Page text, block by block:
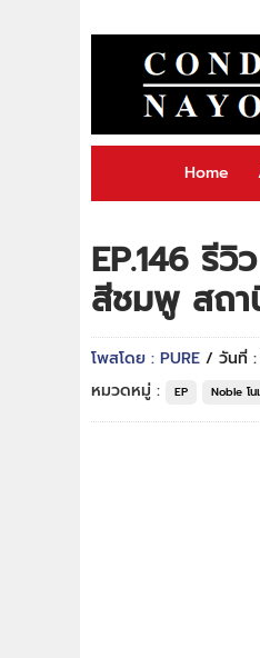
Home
EP.146 รี
สีชมพู สถา
โพสโดย : PURE / วันที่ :
หมวดหมู่ :
EP Noble โน